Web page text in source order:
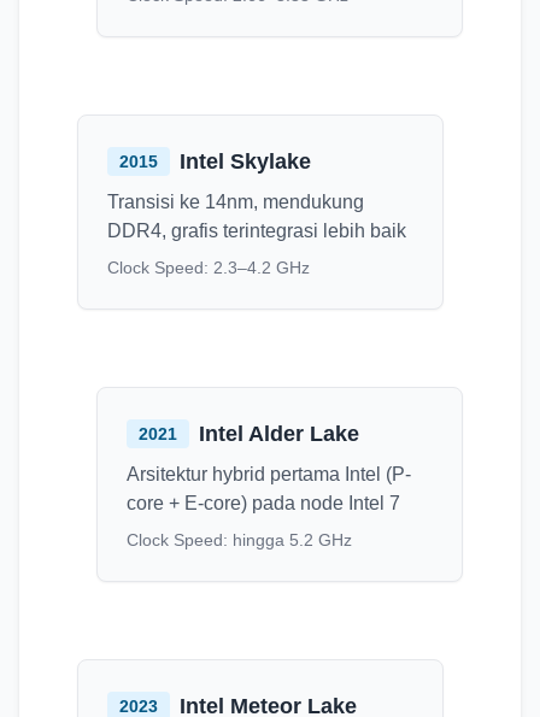
2015 Intel Skylake
Transisi ke 14nm, mendukung
DDR4, grafis terintegrasi lebih baik
Clock Speed: 2.3–4.2 GHz
2021 Intel Alder Lake
Arsitektur hybrid pertama Intel (P-
core + E-core) pada node Intel 7
Clock Speed: hingga 5.2 GHz
2023 Intel Meteor Lake